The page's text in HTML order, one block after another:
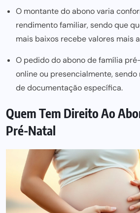
O montante do abono varia
rendimento familiar, sendo que
mais baixos recebe valores mais
O pedido do abono de família
online ou presencialmente,
de documentação específica.
Quem Tem Direito Ao
Pré-Natal